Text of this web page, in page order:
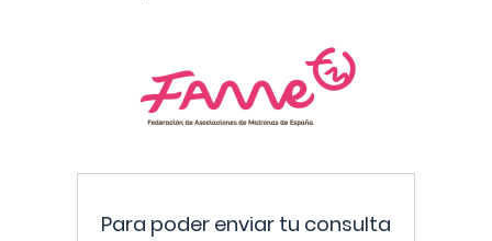
Para poder enviar tu consulta